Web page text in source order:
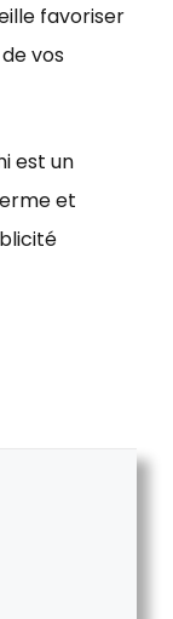
favoriser
vos
est un
et